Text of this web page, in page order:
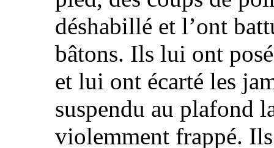
déshabillé et l’ont
bâtons. Ils lui ont
et lui ont écarté les
suspendu au plafond
violemment frappé.